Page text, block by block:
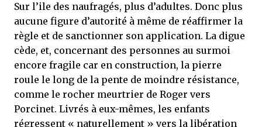
Sur l’ile des naufragés, plus d’adultes. Donc plus
aucune figure d’autorité à même de réaffirmer la
règle et de sanctionner son application. La digue
cède, et, concernant des personnes au surmoi
encore fragile car en construction, la pierre
roule le long de la pente de moindre résistance,
comme le rocher meurtrier de Roger vers
Porcinet. Livrés à eux-mêmes, les enfants
régressent « naturellement » vers la libération